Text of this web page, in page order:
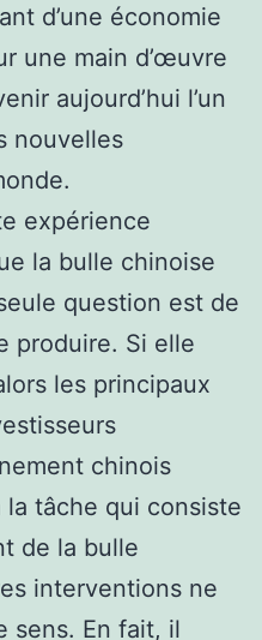
d’une économie
une main d’œuvre
aujourd’hui l’un
nouvelles
expérience
la bulle chinoise
question est de
produire. Si elle
les principaux
chinois
la tâche qui consiste
de la bulle
interventions ne
sens. En fait, il